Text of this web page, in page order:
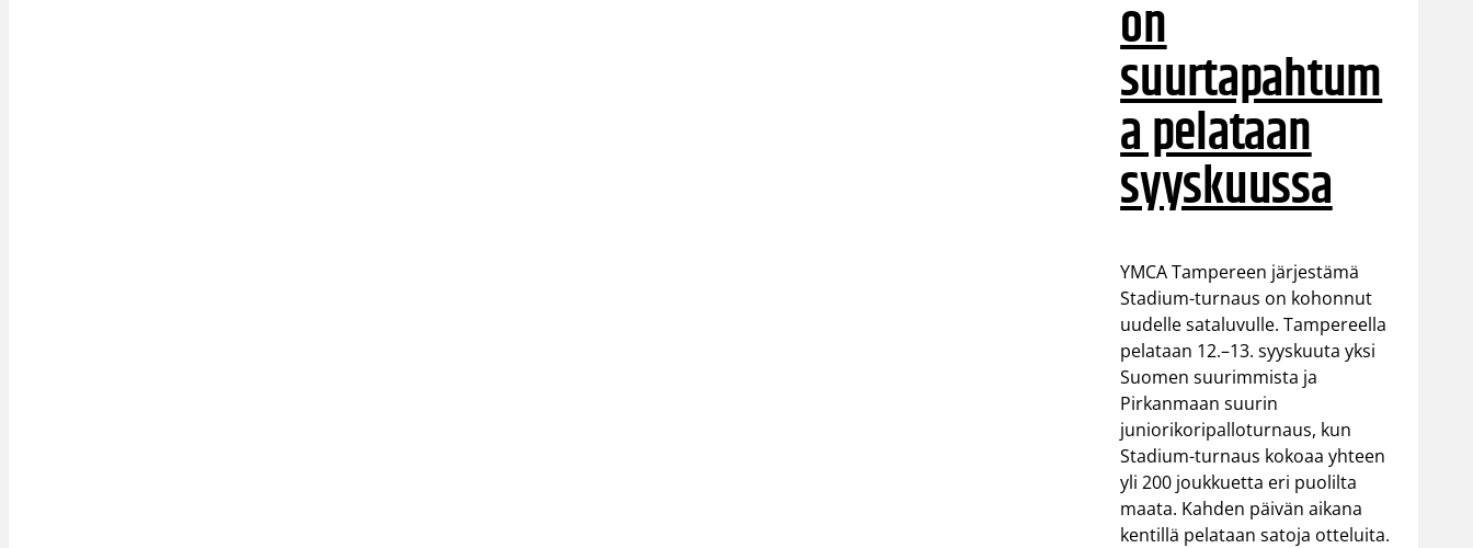
on
suurtapahtum
a pelataan
syyskuussa
YMCA Tampereen järjestämä
Stadium-turnaus on kohonnut
uudelle sataluvulle. Tampereella
pelataan 12.–13. syyskuuta yksi
Suomen suurimmista ja
Pirkanmaan suurin
juniorikoripalloturnaus, kun
Stadium-turnaus kokoaa yhteen
yli 200 joukkuetta eri puolilta
maata. Kahden päivän aikana
kentillä pelataan satoja otteluita.